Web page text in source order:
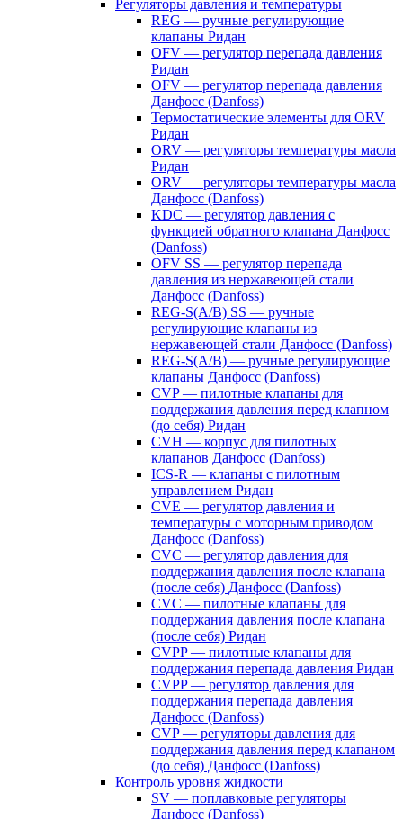
Регуляторы давления и температуры
REG — ручные регулирующие
клапаны Ридан
OFV — регулятор перепада давления
Ридан
OFV — регулятор перепада давления
Данфосс (Danfoss)
Термостатические элементы для ORV
Ридан
ORV — регуляторы температуры масла
Ридан
ORV — регуляторы температуры масла
Данфосс (Danfoss)
KDC — регулятор давления с
функцией обратного клапана Данфосс
(Danfoss)
OFV SS — регулятор перепада
давления из нержавеющей стали
Данфосс (Danfoss)
REG-S(A/B) SS — ручные
регулирующие клапаны из
нержавеющей стали Данфосс (Danfoss)
REG-S(A/B) — ручные регулирующие
клапаны Данфосс (Danfoss)
CVP — пилотные клапаны для
поддержания давления перед клапном
(до себя) Ридан
CVH — корпус для пилотных
клапанов Данфосс (Danfoss)
ICS-R — клапаны с пилотным
управлением Ридан
CVE — регулятор давления и
температуры с моторным приводом
Данфосс (Danfoss)
CVС — регулятор давления для
поддержания давления после клапана
(после себя) Данфосс (Danfoss)
CVС — пилотные клапаны для
поддержания давления после клапана
(после себя) Ридан
CVPP — пилотные клапаны для
поддержания перепада давления Ридан
CVPP — регулятор давления для
поддержания перепада давления
Данфосс (Danfoss)
CVP — регуляторы давления для
поддержания давления перед клапаном
(до себя) Данфосс (Danfoss)
Контроль уровня жидкости
SV — поплавковые регуляторы
Данфосс (Danfoss)